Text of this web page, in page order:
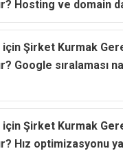
Hosting ve domain
Şirket Kurmak
Google sıralaması
Şirket Kurmak
Hız optimizasyonu